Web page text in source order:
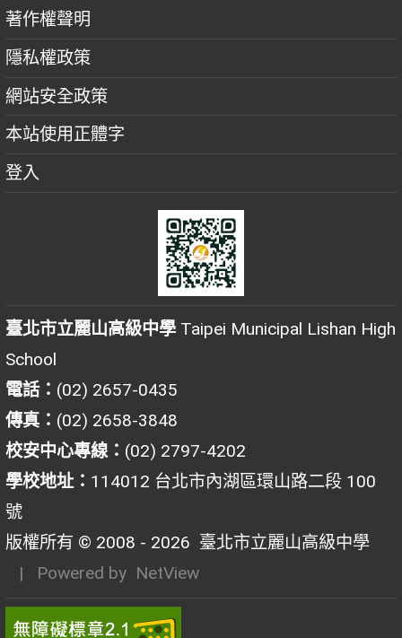
著作權聲明
隱私權政策
網站安全政策
本站使用正體字
登入
臺北市立麗山高級中學 Taipei Municipal Lishan High
School
電話： (02) 2657-0435
傳真： (02) 2658-3848
校安中心專線： (02) 2797-4202
學校地址： 114012 台北市內湖區環山路二段 100
號
版權所有 © 2008 - 2026 臺北市立麗山高級中學
| Powered by NetView